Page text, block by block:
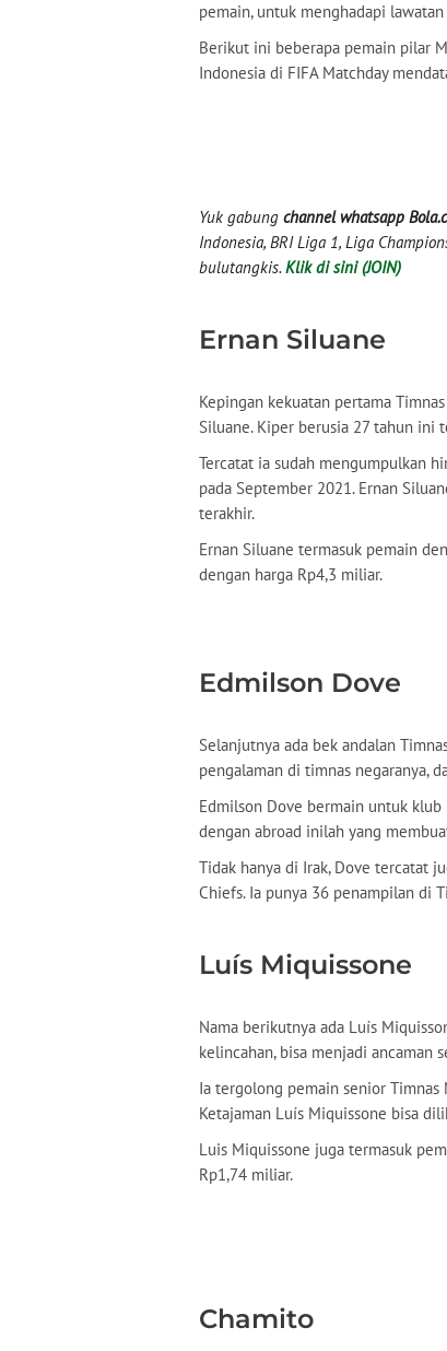
pemain, untuk menghadapi
Berikut ini beberapa pemain pilar
Indonesia di FIFA Matchday
Yuk gabung channel whatsapp
Indonesia, BRI Liga 1, Liga
bulutangkis. Klik di sini (JOIN)
Ernan Siluane
Kepingan kekuatan pertama
Siluane. Kiper berusia 27 tahun ini
Tercatat ia sudah mengumpulkan
pada September 2021. Ernan
terakhir.
Ernan Siluane termasuk pemain
dengan harga Rp4,3 miliar.
Edmilson Dove
Selanjutnya ada bek andalan
pengalaman di timnas negaranya,
Edmilson Dove bermain untuk klub
dengan abroad inilah yang
Tidak hanya di Irak, Dove tercatat
Chiefs. Ia punya 36 penampilan di
Luís Miquissone
Nama berikutnya ada Luís
kelincahan, bisa menjadi ancaman
Ia tergolong pemain senior
Ketajaman Luís Miquissone bisa
Luis Miquissone juga termasuk
Rp1,74 miliar.
Chamito